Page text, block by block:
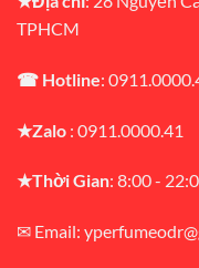
TPHCM
☎ Hotline:
★Zalo : 0911.0000.41
★Thời Gian: 8:00 -
✉ Email: